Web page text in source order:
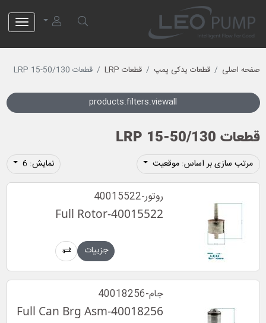
صفحه اصلی قطعات یدکی پمپ قطعات LRP قطعات LRP 15-50/130
products.filters.viewall
قطعات LRP 15-50/130
مرتب سازی بر اساس: موقعیت نمایش: 6
روتور-40015522
Full Rotor-40015522
جزییات
جام-40018256
Full Can Brg Asm-40018256